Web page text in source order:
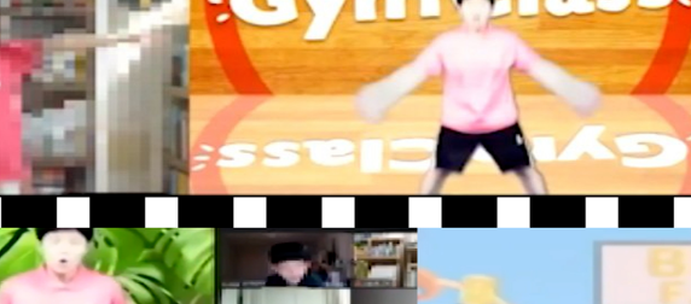
지체없이 본 개인정보 처리방침을 통하여 공개하도록 하겠습니다.
법)
인정보 보호 관련 권리를 행사할 수 있습니다.
, 전자우편, 모사전송(FAX) 등을 통하여 하실 수 있으며 회사는 이에 대해 지체없이 조치하겠습니다.
삭제를 요구한 경우에는 회사는 정정 또는 삭제를 완료할 때까지 당해 개인정보를 이용하거나 제공하지
이나 위임을 받은 자 등 대리인을 통하여 하실 수 있습니다. 이 경우 개인정보 보호법 시행규칙 별지 제11호